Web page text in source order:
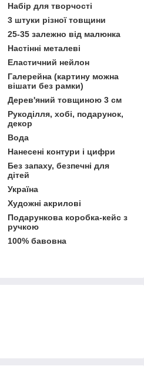
Набір для творчості
3 штуки різної товщини
25-35 залежно від малюнка
Настінні металеві
Еластичний нейлон
Галерейна (картину можна
вішати без рамки)
Дерев'яний товщиною 3 см
Рукоділля, хобі, подарунок,
декор
Вода
Нанесені контури і цифри
Без запаху, безпечні для
дітей
Україна
Художні акрилові
Подарункова коробка-кейс з
ручкою
100% бавовна